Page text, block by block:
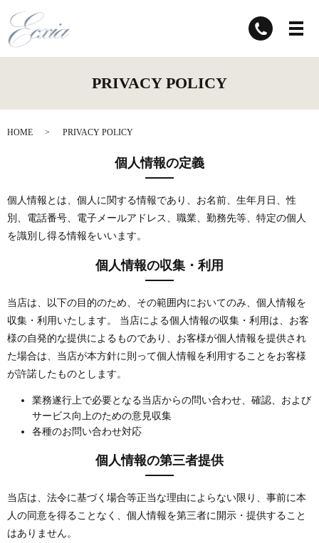
PRIVACY POLICY
HOME PRIVACY POLICY
個人情報の定義
個人情報とは、個人に関する情報であり、お名前、生年月日、性
別、電話番号、電子メールアドレス、職業、勤務先等、特定の個人
を識別し得る情報をいいます。
個人情報の収集・利用
当店は、以下の目的のため、その範囲内においてのみ、個人情報を
収集・利用いたします。 当店による個人情報の収集・利用は、お客
様の自発的な提供によるものであり、お客様が個人情報を提供され
た場合は、当店が本方針に則って個人情報を利用することをお客様
が許諾したものとします。
業務遂行上で必要となる当店からの問い合わせ、確認、および
サービス向上のための意見収集
各種のお問い合わせ対応
個人情報の第三者提供
当店は、法令に基づく場合等正当な理由によらない限り、事前に本
人の同意を得ることなく、個人情報を第三者に開示・提供すること
はありません。